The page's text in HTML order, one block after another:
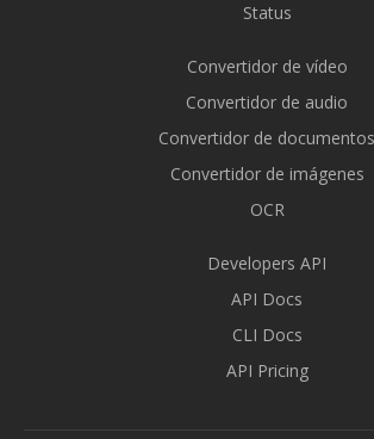
Status
Convertidor de vídeo
Convertidor de audio
Convertidor de documentos
Convertidor de imágenes
OCR
Developers API
API Docs
CLI Docs
API Pricing